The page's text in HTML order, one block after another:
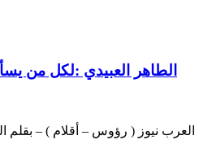
الطاهر العبيدي :لكل من
العرب نيوز ( رؤوس – أقلام ) – بقلم